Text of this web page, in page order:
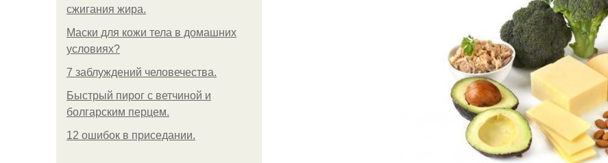
сжигания жира.
Маски для кожи тела в домашних
условиях?
7 заблуждений человечества.
Быстрый пирог с ветчиной и
болгарским перцем.
12 ошибок в приседании.